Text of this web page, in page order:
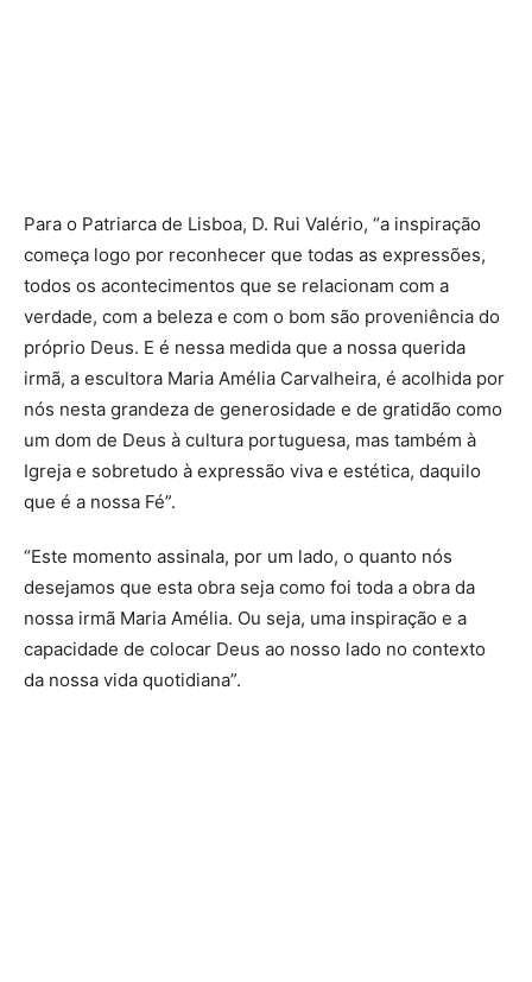
Para o Patriarca de Lisboa, D. Rui Valério, “a inspiração
começa logo por reconhecer que todas as expressões,
todos os acontecimentos que se relacionam com a
verdade, com a beleza e com o bom são proveniência do
próprio Deus. E é nessa medida que a nossa querida
irmã, a escultora Maria Amélia Carvalheira, é acolhida por
nós nesta grandeza de generosidade e de gratidão como
um dom de Deus à cultura portuguesa, mas também à
Igreja e sobretudo à expressão viva e estética, daquilo
que é a nossa Fé”.
“Este momento assinala, por um lado, o quanto nós
desejamos que esta obra seja como foi toda a obra da
nossa irmã Maria Amélia. Ou seja, uma inspiração e a
capacidade de colocar Deus ao nosso lado no contexto
da nossa vida quotidiana”.